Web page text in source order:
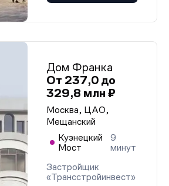
Дом Франка
От 237,0 до
329,8 млн ₽
Москва, ЦАО,
Мещанский
Кузнецкий
Мост
9
минут
Застройщик
«Трансстройинвест»